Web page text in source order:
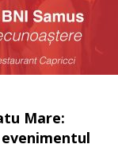
Mare: